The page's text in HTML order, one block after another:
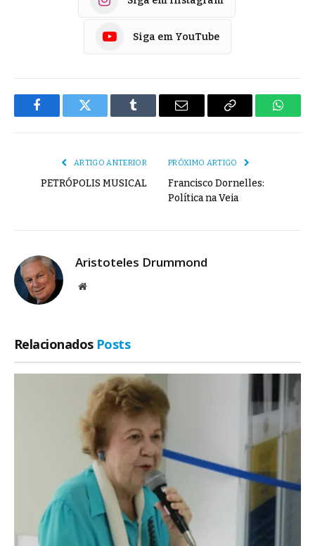
Siga em YouTube
FacebookTwitter Tumblr
E-
Copiar
ARTIGO ANTERIOR
PETRÓPOLIS MUSICAL
PRÓXIMO ARTIGO
Francisco Dornelles:
Política na Veia
Aristoteles Drummond
Site
Relacionados Posts